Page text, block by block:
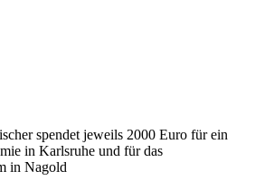
spendet jeweils 2000 Euro für ein
in Karlsruhe und für das
in Nagold